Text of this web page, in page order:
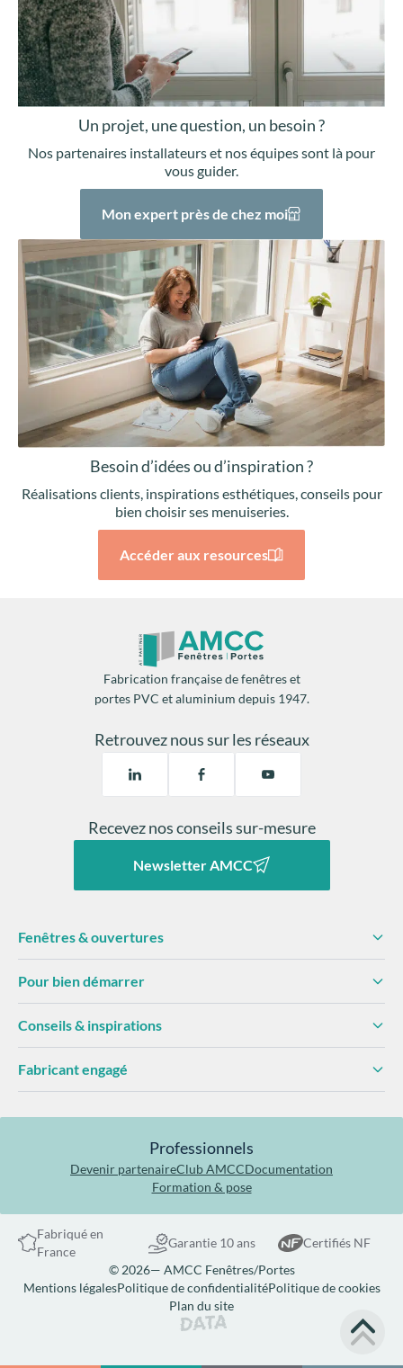
Un projet, une question, un besoin ?
Nos partenaires installateurs et nos équipes sont là pour
vous guider.
Mon expert près de chez moi
Besoin d’idées ou d’inspiration ?
Réalisations clients, inspirations esthétiques, conseils pour
bien choisir ses menuiseries.
Accéder aux resources
Fabrication française de fenêtres et
portes PVC et aluminium depuis 1947.
Retrouvez nous sur les réseaux
Recevez nos conseils sur-mesure
Newsletter AMCC
Fenêtres & ouvertures
Pour bien démarrer
Conseils & inspirations
Fabricant engagé
Professionnels
Devenir partenaireClub AMCCDocumentation
Formation & pose
Fabriqué en
France
Garantie 10 ans
Certifiés NF
© 2026— AMCC Fenêtres/Portes
Mentions légalesPolitique de confidentialitéPolitique de cookies
Plan du site
Site réalisé par Data Projekt